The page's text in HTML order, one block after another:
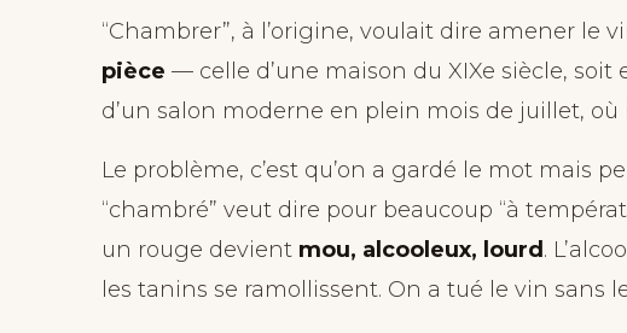
“Chambrer”, à l’origine, voulait dire amener le
pièce — celle d’une maison du XIXe siècle, soit
d’un salon moderne en plein mois de juillet, où
Le problème, c’est qu’on a gardé le mot mais
“chambré” veut dire pour beaucoup “à
un rouge devient mou, alcooleux, lourd .
les tanins se ramollissent. On a tué le vin sans